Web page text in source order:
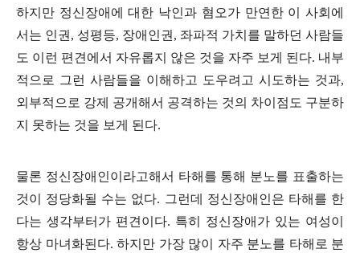
하지만 정신장애에 대한 낙인과 혐오가 만연한 이 사회에
서는 인권 , 성평등, 장애인권 , 좌파적 가치를 말하던 사람들
도 이런 편견에서 자유롭지 않은 것을 자주 보게 된다. 내부
적으로 그런 사람들을 이해하고 도우려고 시도하는 것과,
외부적으로 강제 공개해서 공격하는 것의 차이점도 구분하
지 못하는 것을 보게 된다.
물론 정신장애인이라고해서 타해를 통해 분노를 표출하는
것이 정당화될 수는 없다. 그런데 정신장애인은 타해를 한
다는 생각부터가 편견이다. 특히 정신장애가 있는 여성이
항상 마녀화된다. 하지만 가장 많이 자주 분노를 타해로 분